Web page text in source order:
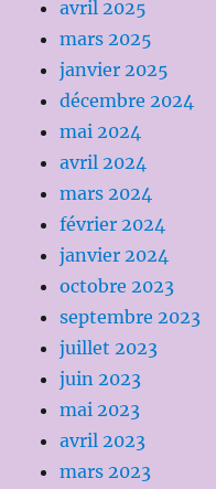
avril 2025
mars 2025
janvier 2025
décembre 2024
mai 2024
avril 2024
mars 2024
février 2024
janvier 2024
octobre 2023
septembre 2023
juillet 2023
juin 2023
mai 2023
avril 2023
mars 2023